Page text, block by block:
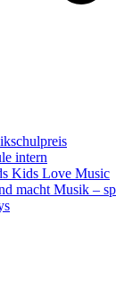
intern
Kids Love Music
macht Musik –